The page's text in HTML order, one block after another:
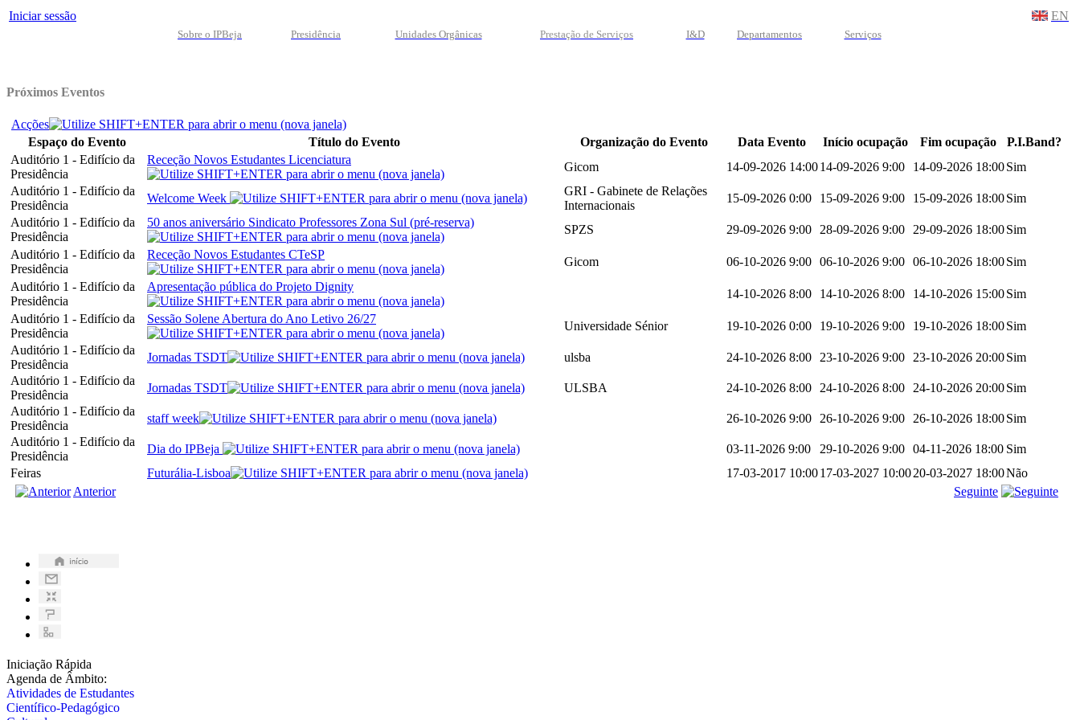
Iniciar sessão EN
Sobre o IPBeja Presidência Unidades Orgânicas Prestação de Serviços I&D Departamentos Serviços
Próximos Eventos
Acções
Espaço do Evento
Título do Evento Organização do Evento Data Evento Início ocupação Fim ocupação
P.I.Band?
Auditório 1 - Edifício da
Presidência
Receção Novos Estudantes Licenciatura
Gicom 14-09-2026 14:0014-09-2026 9:00 14-09-2026 18:00Sim
Auditório 1 - Edifício da
Presidência
Welcome Week
GRI - Gabinete de Relações
Internacionais
15-09-2026 0:00 15-09-2026 9:00 15-09-2026 18:00Sim
Auditório 1 - Edifício da
Presidência
50 anos aniversário Sindicato Professores Zona Sul (pré-reserva)
SPZS 29-09-2026 9:00 28-09-2026 9:00 29-09-2026 18:00Sim
Auditório 1 - Edifício da
Presidência
Receção Novos Estudantes CTeSP
Gicom 06-10-2026 9:00 06-10-2026 9:00 06-10-2026 18:00Sim
Auditório 1 - Edifício da
Presidência
Apresentação pública do Projeto Dignity
14-10-2026 8:00 14-10-2026 8:00 14-10-2026 15:00Sim
Auditório 1 - Edifício da
Presidência
Sessão Solene Abertura do Ano Letivo 26/27
Universidade Sénior 19-10-2026 0:00 19-10-2026 9:00 19-10-2026 18:00Sim
Auditório 1 - Edifício da
Presidência
Jornadas TSDT ulsba 24-10-2026 8:00 23-10-2026 9:00 23-10-2026 20:00Sim
Auditório 1 - Edifício da
Presidência
Jornadas TSDT ULSBA 24-10-2026 8:00 24-10-2026 8:00 24-10-2026 20:00Sim
Auditório 1 - Edifício da
Presidência
staff week 26-10-2026 9:00 26-10-2026 9:00 26-10-2026 18:00Sim
Auditório 1 - Edifício da
Presidência
Dia do IPBeja 03-11-2026 9:00 29-10-2026 9:00 04-11-2026 18:00 Sim
Feiras
Futurália-Lisboa 17-03-2017 10:0017-03-2027 10:0020-03-2027 18:00Não
Anterior
Seguinte
Iniciação Rápida
Agenda de Âmbito:
Atividades de Estudantes
Científico-Pedagógico